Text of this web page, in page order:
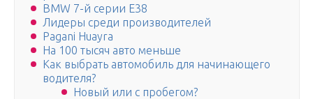
BMW 7-й серии E38
Лидеры среди производителей
Pagani Huayra
На 100 тысяч авто меньше
Как выбрать автомобиль для начинающего
водителя?
Новый или с пробегом?